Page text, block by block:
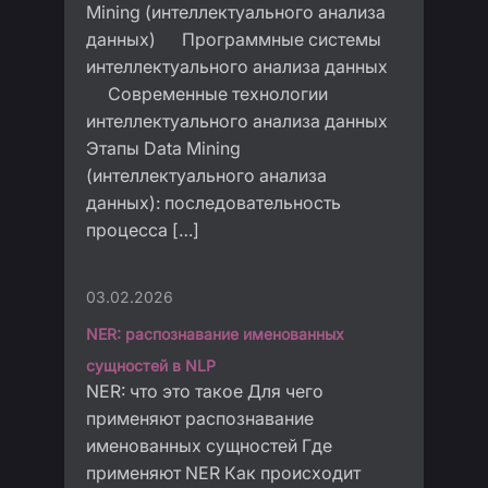
Mining (интеллектуального анализа
данных) Программные системы
интеллектуального анализа данных
Современные технологии
интеллектуального анализа данных
Этапы Data Mining
(интеллектуального анализа
данных): последовательность
процесса […]
03.02.2026
NER: распознавание именованных
сущностей в NLP
NER: что это такое Для чего
применяют распознавание
именованных сущностей Где
применяют NER Как происходит